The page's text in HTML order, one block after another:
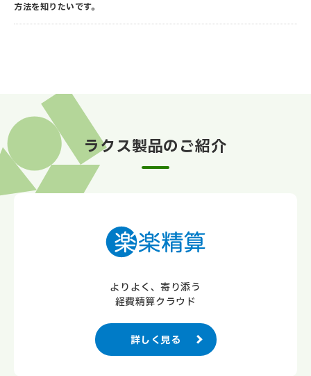
方法を知りたいです。
ラクス製品のご紹介
よりよく、寄り添う
経費精算クラウド
詳しく見る